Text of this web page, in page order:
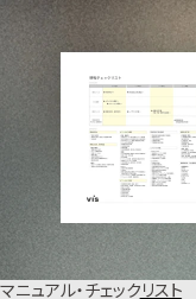
マニュアル・チェックリスト